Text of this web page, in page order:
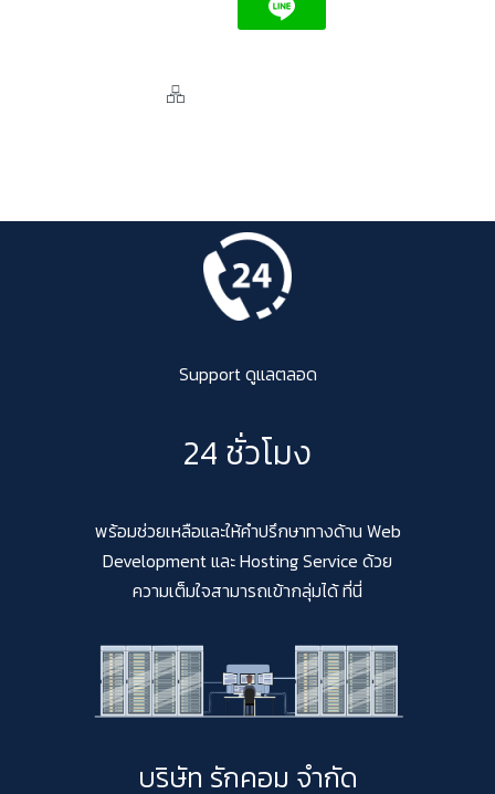
Support ดูแลตลอด
24 ชั่วโมง
พร้อมช่วยเหลือและให้คำปรึกษาทางด้าน Web
Development และ Hosting Service ด้วย
ความเต็มใจสามารถเข้ากลุ่มได้ ที่นี่
บริษัท รักคอม จำกัด